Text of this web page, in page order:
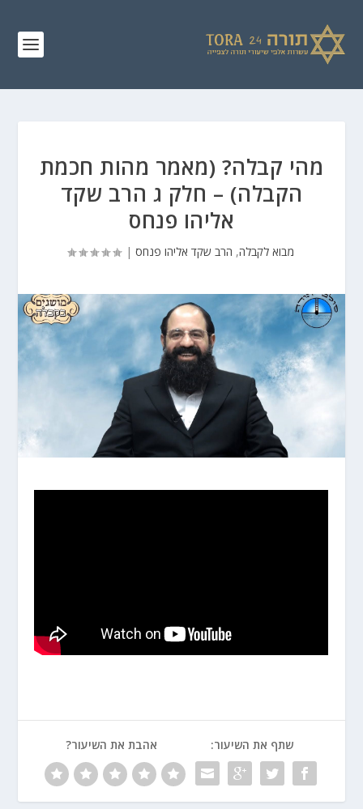
מהי קבלה? (מאמר מהות חכמת
הקבלה) – חלק ג הרב שקד
אליהו פנחס
מבוא לקבלה, הרב שקד אליהו פנחס |
שתף את השיעור: אהבת את השיעור?